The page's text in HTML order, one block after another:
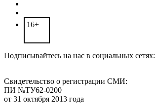
16+
Подписывайтесь на нас в социальных сетях:
Свидетельство о регистрации СМИ:
ПИ №ТУ62-0200
от 31 октября 2013 года